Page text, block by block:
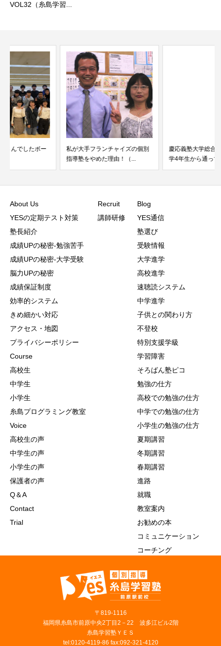
VOL32（糸島学習...
私が大手フランチャイズの個別
指導塾をやめた理由！（...
慶応義塾大学総合政策学部に小
学4年生から通っている...
About Us
YESの定期テスト対策
塾長紹介
成績UPの秘密-勉強苦手
成績UPの秘密-大学受験
脳力UPの秘密
成績保証制度
効率的システム
きめ細かい対応
アクセス・地図
プライバシーポリシー
Course
高校生
中学生
小学生
糸島プログラミング教室
Voice
高校生の声
中学生の声
小学生の声
保護者の声
Q＆A
Contact
Trial
Recruit
講師研修
Blog
YES通信
塾選び
受験情報
大学進学
高校進学
速聴読システム
中学進学
子供との関わり方
不登校
特別支援学級
学習障害
そろばん塾ピコ
勉強の仕方
高校での勉強の仕方
中学での勉強の仕方
小学生の勉強の仕方
夏期講習
冬期講習
春期講習
進路
就職
教室案内
お勧めの本
コミュニケーション
コーチング
〒819‐1116
福岡県糸島市前原中央2丁目2－22 波多江ビル2階
糸島学習塾ＹＥＳ
tel:0120-4119-86 fax:092-321-4120